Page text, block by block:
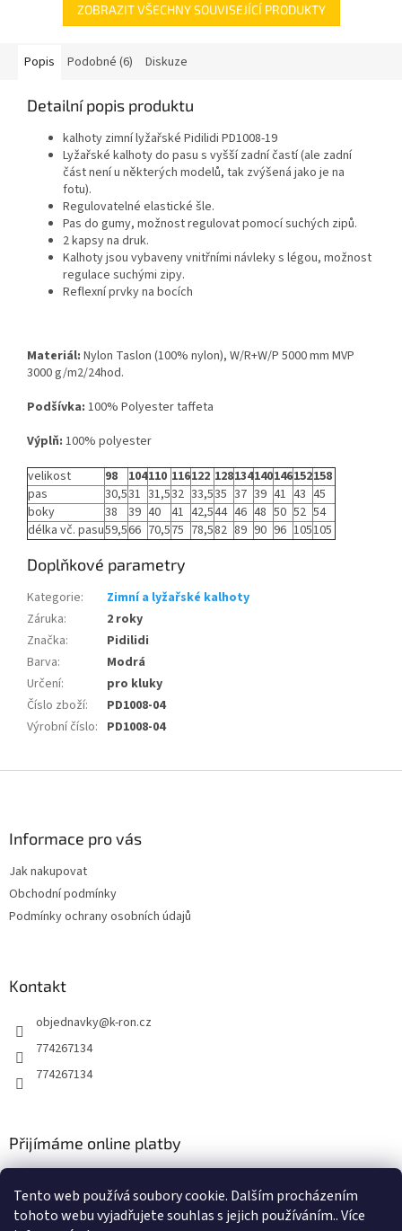
Tento web používá soubory cookie. Dalším procházením
tohoto webu vyjadřujete souhlas s jejich používáním.. Více
ZOBRAZIT VŠECHNY SOUVISEJÍCÍ PRODUKTY
Popis Podobné (6) Diskuze
Detailní popis produktu
kalhoty zimní lyžařské Pidilidi PD1008-19
Lyžařské kalhoty do pasu s vyšší zadní častí(ale zadní
část není u některých modelů, tak zvýšená jako je na
fotu).
Regulovatelné elastické šle.
Pas do gumy, možnost regulovat pomocí suchých zipů.
2 kapsy na druk.
Kalhoty jsou vybaveny vnitřními návleky s légou, možnost
regulace suchými zipy.
Reflexní prvky na bocích
Materiál: Nylon Taslon (100% nylon), W/R+W/P 5000 mm MVP
3000 g/m2/24hod.
Podšívka: 100% Polyester taffeta
Výplň: 100% polyester
velikost
98 104110 116122 128134140146152158
pas
30,531 31,532 33,535 37 39 41 43 45
boky
38 39 40 41 42,544 46 48 50 52 54
délka vč. pasu59,566 70,575 78,582 89 90 96 105105
Doplňkové parametry
Kategorie:
Zimní a lyžařské kalhoty
Záruka:
2 roky
Značka:
Pidilidi
Barva:
Modrá
Určení:
pro kluky
Číslo zboží:
PD1008-04
Výrobní číslo: PD1008-04
Informace pro vás
Jak nakupovat
Obchodní podmínky
Podmínky ochrany osobních údajů
Kontakt
objednavky@k-ron.cz
774267134
774267134
Přijímáme online platby